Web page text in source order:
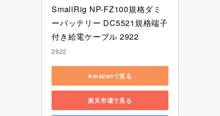
SmallRig NP-FZ100規格ダミ
ーバッテリー DC5521規格端子
付き給電ケーブル 2922
2922
Amazonで見る
楽天市場で見る